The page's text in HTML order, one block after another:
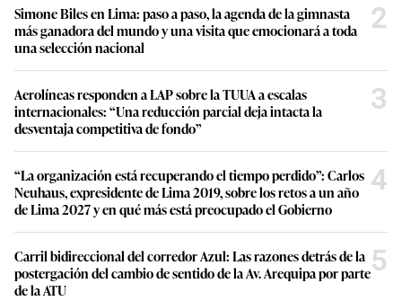
Simone Biles en Lima: paso a paso, la agenda de la gimnasta
más ganadora del mundo y una visita que emocionará a toda
una selección nacional
2
Aerolíneas responden a LAP sobre la TUUA a escalas
internacionales: “Una reducción parcial deja intacta la
desventaja competitiva de fondo”
3
“La organización está recuperando el tiempo perdido”: Carlos
Neuhaus, expresidente de Lima 2019, sobre los retos a un año
de Lima 2027 y en qué más está preocupado el Gobierno
4
Carril bidireccional del corredor Azul: Las razones detrás de la
postergación del cambio de sentido de la Av. Arequipa por parte
de la ATU
5